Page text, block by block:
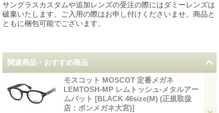
サングラスカスタムや追加レンズの受注の際にはダミーレンズは
破棄いたします。ご入用の際はお申し付けくださいませ。商品と
ともに梱包可能でございます。
関連商品・おすすめ商品
モスコット MOSCOT 定番メガネ
LEMTOSH-MP レムトッシュ-メタルアー
ムパット [BLACK 46size(M) (正規取扱
店：ポンメガネ大宮)]